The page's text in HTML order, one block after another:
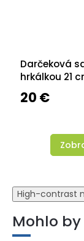
Darčeková
hrkálkou 21
20 €
High-contrast
Mohlo